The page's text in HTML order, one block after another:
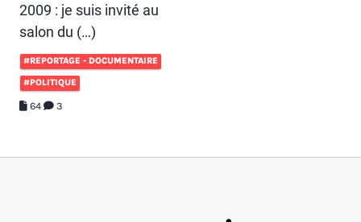
2009 : je suis invité au
salon du (…)
#REPORTAGE - DOCUMENTAIRE
#POLITIQUE
64 3